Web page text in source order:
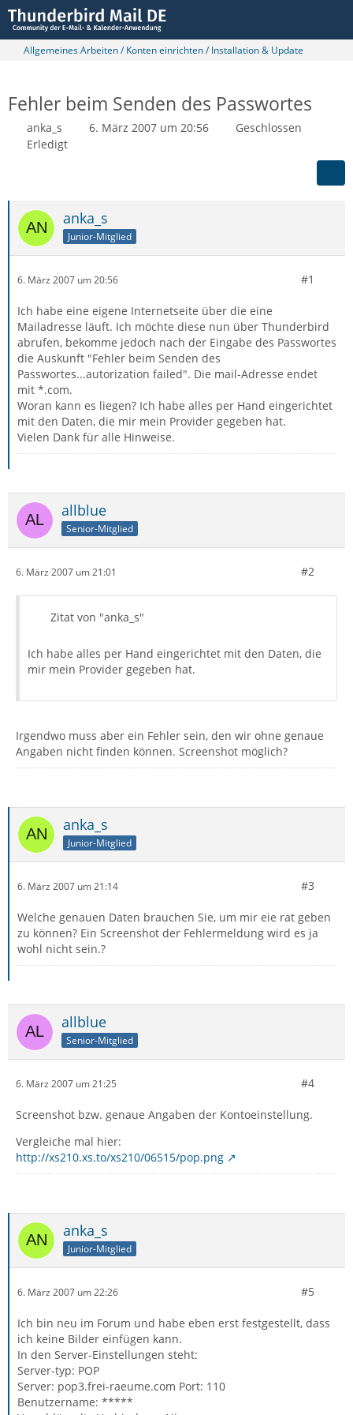
Allgemeines Arbeiten / Konten einrichten / Installation & Update
Fehler beim Senden des Passwortes
anka_s 6. März 2007 um 20:56
Geschlossen
Erledigt
anka_s
Junior-Mitglied
6. März 2007 um 20:56 #1
Ich habe eine eigene Internetseite über die eine
Mailadresse läuft. Ich möchte diese nun über Thunderbird
abrufen, bekomme jedoch nach der Eingabe des Passwortes
die Auskunft "Fehler beim Senden des
Passwortes...autorization failed". Die mail-Adresse endet
mit *.com.
Woran kann es liegen? Ich habe alles per Hand eingerichtet
mit den Daten, die mir mein Provider gegeben hat.
Vielen Dank für alle Hinweise.
allblue
Senior-Mitglied
6. März 2007 um 21:01 #2
Zitat von "anka_s"
Ich habe alles per Hand eingerichtet mit den Daten, die
mir mein Provider gegeben hat.
Irgendwo muss aber ein Fehler sein, den wir ohne genaue
Angaben nicht finden können. Screenshot möglich?
anka_s
Junior-Mitglied
6. März 2007 um 21:14 #3
Welche genauen Daten brauchen Sie, um mir eie rat geben
zu können? Ein Screenshot der Fehlermeldung wird es ja
wohl nicht sein.?
allblue
Senior-Mitglied
6. März 2007 um 21:25 #4
Screenshot bzw. genaue Angaben der Kontoeinstellung.
Vergleiche mal hier:
http://xs210.xs.to/xs210/06515/pop.png
anka_s
Junior-Mitglied
6. März 2007 um 22:26 #5
Ich bin neu im Forum und habe eben erst festgestellt, dass
ich keine Bilder einfügen kann.
In den Server-Einstellungen steht:
Server-typ: POP
Server: pop3.frei-raeume.com Port: 110
Benutzername: *****